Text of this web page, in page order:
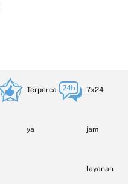
Terperca
ya
7x24
jam
layanan